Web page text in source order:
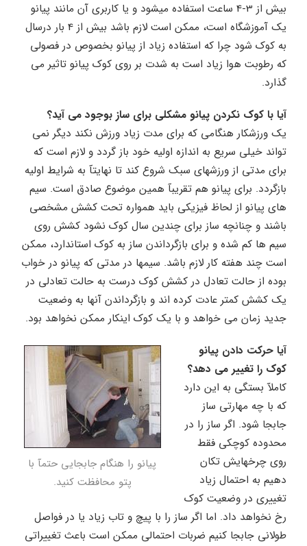
بیش از 3-4 ساعت استفاده میشود و یا کاربری آن مانند پیانو
یک آموزشگاه است، ممکن است لازم باشد بیش از 4 بار درسال
به کوک شود چرا که استفاده زیاد از پیانو بخصوص در فصولی
که رطوبت هوا زیاد است به شدت بر روی کوک پیانو تاثیر می
گذارد.
آیا با کوک نکردن پیانو مشکلی برای ساز بوجود می آید؟
یک ورزشکار هنگامی که برای مدت زیاد ورزش نکند دیگر نمی
تواند خیلی سریع به اندازه اولیه خود باز گردد و لازم است که
برای مدتی از ورزشهای سبک شروع کند تا نهایتآ به شرایط اولیه
بازگردد. برای پیانو هم تقریبآ همین موضوع صادق است. سیم
های پیانو از لحاظ فیزیکی باید همواره تحت کشش مشخصی
باشند و چنانچه ساز برای چندین سال کوک نشود کشش روی
سیم ها کم شده و برای بازگرداندن ساز به کوک استاندارد، ممکن
است چند هفته کار لازم باشد. سیمها در مدتی که پیانو در خواب
بوده از حالت تعادل در کشش کوک درست به حالت تعادلی در
یک کشش کمتر عادت کرده اند و بازگرداندن آنها به وضعیت
جدید زمان می خواهد و با یک کوک اینکار ممکن نخواهد بود.
پیانو را هنگام جابجایی حتمآ با
پتو محافظت کنید.
آیا حرکت دادن پیانو
کوک را تغییر می دهد؟
کاملآ بستگی به این دارد
که با چه مهارتی ساز
جابجا شود. اگر ساز را در
محدوده کوچکی فقط
روی چرخهایش تکان
دهیم به احتمال زیاد
تغییری در وضعیت کوک
رخ نخواهد داد. اما اگر ساز را با پیچ و تاب زیاد یا در فواصل
طولانی جابجا کنیم ضربات احتمالی ممکن است باعث تغییراتی